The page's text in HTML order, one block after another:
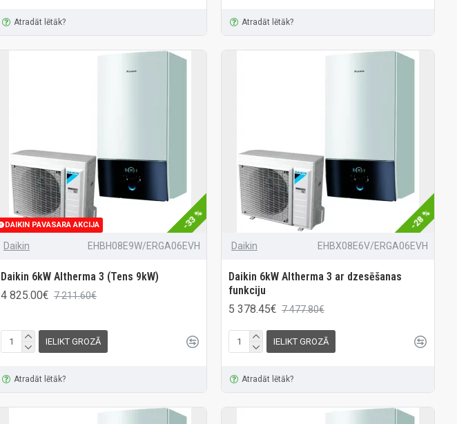
Atradāt lētāk? Atradāt lētāk?
DAIKIN PAVASARA AKCIJA -33 %
Daikin EHBH08E9W/ERGA06EVH
Daikin 6kW Altherma 3 (Tens 9kW)
4 825.00€ 7 211.60€
IELIKT GROZĀ
Atradāt lētāk?
-28 %
Daikin EHBX08E6V/ERGA06EVH
Daikin 6kW Altherma 3 ar dzesēšanas
funkciju
5 378.45€ 7 477.80€
IELIKT GROZĀ
Atradāt lētāk?